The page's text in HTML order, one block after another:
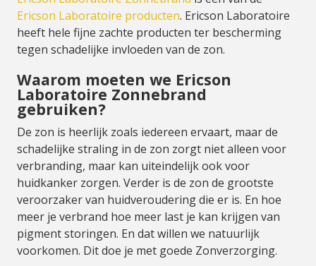
Ericson Laboratoire producten. Ericson Laboratoire
heeft hele fijne zachte producten ter bescherming
tegen schadelijke invloeden van de zon.
Waarom moeten we Ericson
Laboratoire Zonnebrand
gebruiken?
De zon is heerlijk zoals iedereen ervaart, maar de
schadelijke straling in de zon zorgt niet alleen voor
verbranding, maar kan uiteindelijk ook voor
huidkanker zorgen. Verder is de zon de grootste
veroorzaker van huidveroudering die er is. En hoe
meer je verbrand hoe meer last je kan krijgen van
pigment storingen. En dat willen we natuurlijk
voorkomen. Dit doe je met goede Zonverzorging.